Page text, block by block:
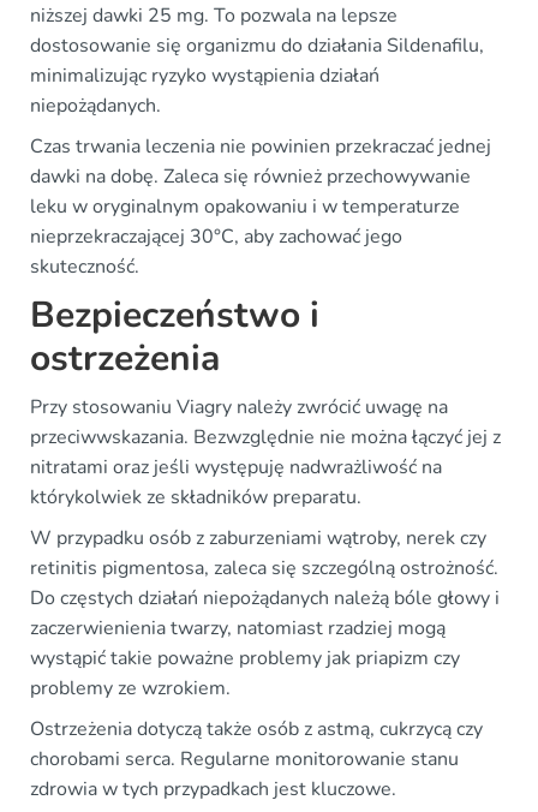
niższej dawki 25 mg. To pozwala na lepsze
dostosowanie się organizmu do działania Sildenafilu,
minimalizując ryzyko wystąpienia działań
niepożądanych.
Czas trwania leczenia nie powinien przekraczać jednej
dawki na dobę. Zaleca się również przechowywanie
leku w oryginalnym opakowaniu i w temperaturze
nieprzekraczającej 30°C, aby zachować jego
skuteczność.
Bezpieczeństwo i
ostrzeżenia
Przy stosowaniu Viagry należy zwrócić uwagę na
przeciwwskazania. Bezwzględnie nie można łączyć jej z
nitratami oraz jeśli występuję nadwrażliwość na
którykolwiek ze składników preparatu.
W przypadku osób z zaburzeniami wątroby, nerek czy
retinitis pigmentosa, zaleca się szczególną ostrożność.
Do częstych działań niepożądanych należą bóle głowy i
zaczerwienienia twarzy, natomiast rzadziej mogą
wystąpić takie poważne problemy jak priapizm czy
problemy ze wzrokiem.
Ostrzeżenia dotyczą także osób z astmą, cukrzycą czy
chorobami serca. Regularne monitorowanie stanu
zdrowia w tych przypadkach jest kluczowe.